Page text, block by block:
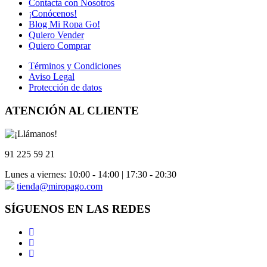
97,50 €.49,22 €.
Contacta con Nosotros
¡Conócenos!
Blog Mi Ropa Go!
Quiero Vender
Quiero Comprar
Términos y Condiciones
Aviso Legal
Protección de datos
ATENCIÓN AL CLIENTE
91 225 59 21
Lunes a viernes: 10:00 - 14:00 | 17:30 - 20:30
tienda@miropago.com
SÍGUENOS EN LAS REDES